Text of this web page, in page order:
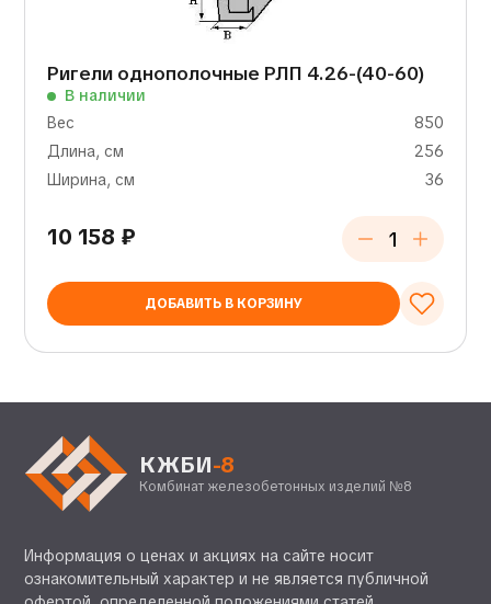
Ригели однополочные РЛП 4.26-(40-60)
В наличии
Вес
850
Длина, см
256
Ширина, см
36
10 158 ₽
ДОБАВИТЬ В КОРЗИНУ
КЖБИ-8
Комбинат железобетонных изделий №8
Информация о ценах и акциях на сайте носит
ознакомительный характер и не является публичной